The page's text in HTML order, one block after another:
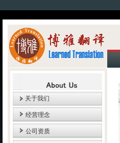
关于我们
经营理念
公司资质